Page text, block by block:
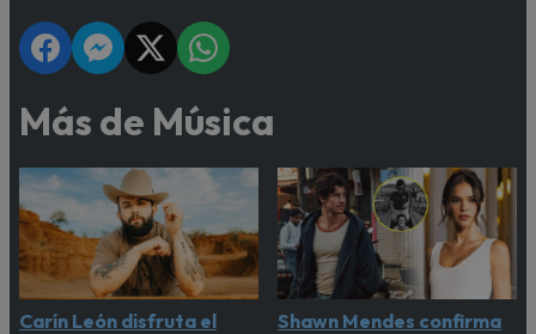
Más de Música
Carín León disfruta el
Shawn Mendes confirma